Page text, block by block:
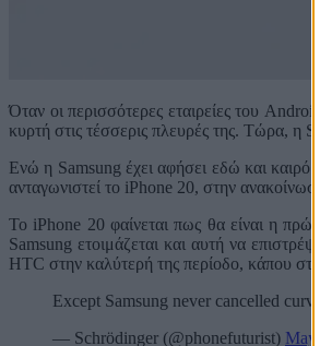
Όταν οι περισσότερες εταιρείες του
κυρτή στις τέσσερις πλευρές της. Τώρα, η
Ενώ η Samsung έχει αφήσει εδώ και καιρό
ανταγωνιστεί το iPhone 20, στην
Το iPhone 20 φαίνεται πως θα είναι η
Samsung ετοιμάζεται και αυτή να
HTC στην καλύτερή της περίοδο, κάπου
Except Samsung never cancelled
— Schrödinger (@phonefuturist) May